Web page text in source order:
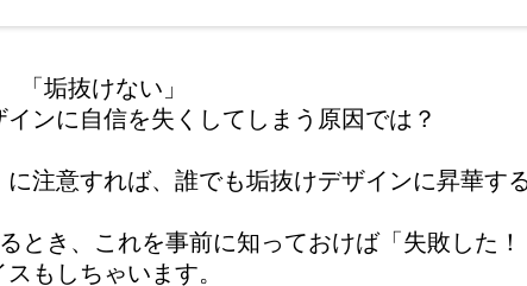
「垢抜けない」
ンに自信を失くしてしまう原因では？
注意すれば、誰でも垢抜けデザインに昇華す
とき、これを事前に知っておけば「失敗した
スもしちゃいます。